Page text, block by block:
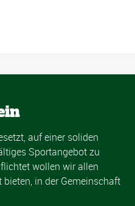
auf einer soliden
Sportangebot zu
wollen wir allen
in der Gemeinschaft